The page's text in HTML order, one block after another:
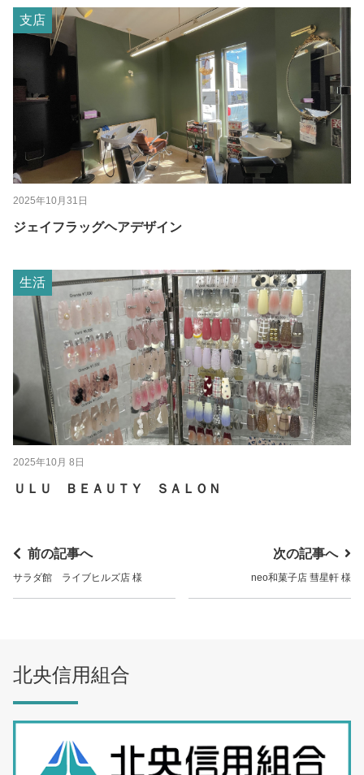
支店
2025年10月31日
ジェイフラッグヘアデザイン
生活
2025年10月 8日
ＵＬＵ ＢＥＡＵＴＹ ＳＡＬＯＮ
前の記事へ
サラダ館 ライブヒルズ店 様
次の記事へ
neo和菓子店 彗星軒 様
北央信用組合